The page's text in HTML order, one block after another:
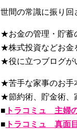
世間の常識に振り回
★お金の管理・貯
★株式投資などお金
★役に立つブログ
★苦手な家事のお
★節約術、貯金術、
■ トラコミュ 主婦
■ トラコミュ 真面